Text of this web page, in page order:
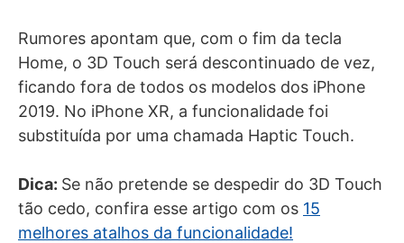
Rumores apontam que, com o fim da tecla
Home, o 3D Touch será descontinuado de vez,
ficando fora de todos os modelos dos iPhone
2019. No iPhone XR, a funcionalidade foi
substituída por uma chamada Haptic Touch.
Dica: Se não pretende se despedir do 3D Touch
tão cedo, confira esse artigo com os 15
melhores atalhos da funcionalidade!